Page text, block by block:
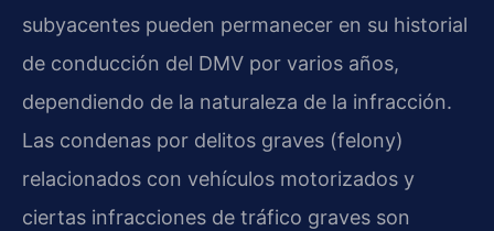
subyacentes pueden permanecer en su historial
de conducción del DMV por varios años,
dependiendo de la naturaleza de la infracción.
Las condenas por delitos graves (felony)
relacionados con vehículos motorizados y
ciertas infracciones de tráfico graves son